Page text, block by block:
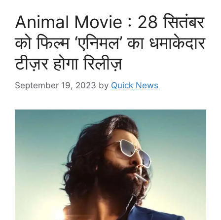
Animal Movie : 28 सितंबर
को फिल्म ‘एनिमल’ का धमाकेदार
टीज़र होगा रिलीज़
September 19, 2023 by Quick News